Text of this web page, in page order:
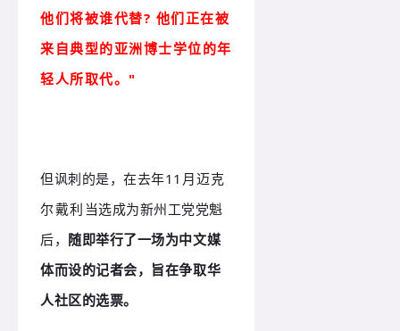
他们将被谁代替? 他们正在被
来自典型的亚洲博士学位的年
轻人所取代。"
但讽刺的是，在去年11月迈克
尔戴利 当选成为新州工党党魁
后， 随即举行了一场为中文媒
体而设的记者会，旨在争取华
人社区的选票。